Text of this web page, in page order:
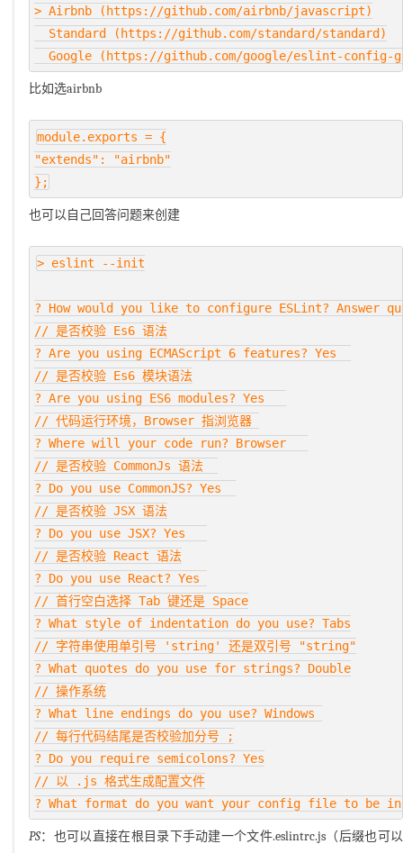
> Airbnb (https://github.com/airbnb/javascript)
  Standard (https://github.com/standard/standard)
比如选airbnb
module.exports = {
"extends": "airbnb"
也可以自己回答问题来创建
> eslint --init
? How would you like to configure ESLint? Answer
// 是否校验 Es6 语法
? Are you using ECMAScript 6 features? Yes
// 是否校验 Es6 模块语法
? Are you using ES6 modules? Yes
// 代码运行环境，Browser 指浏览器
? Where will your code run? Browser
// 是否校验 CommonJs 语法
? Do you use CommonJS? Yes
// 是否校验 JSX 语法
? Do you use JSX? Yes
// 是否校验 React 语法
? Do you use React? Yes
// 首行空白选择 Tab 键还是 Space
? What style of indentation do you use? Tabs
// 字符串使用单引号 'string' 还是双引号 "string"
? What quotes do you use for strings? Double
// 操作系统
? What line endings do you use? Windows
// 每行代码结尾是否校验加分号 ;
? Do you require semicolons? Yes
// 以 .js 格式生成配置文件
PS：也可以直接在根目录下手动建一个文件.eslintrc.js（后缀也可以